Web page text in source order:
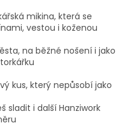
mikina, která se
vestou i koženou
na běžné nošení i jako
kus, který nepůsobí jako
sladit i další Hanziwork